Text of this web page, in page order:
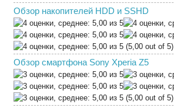
Обзор накопителей HDD и SSHD
(5,00 out of 5)
Обзор смартфона Sony Xperia Z5
(5,00 out of 5)